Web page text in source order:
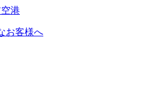
お客様へ